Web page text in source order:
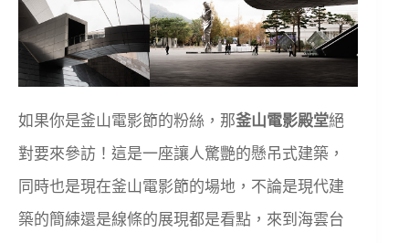
如果你是釜山電影節的粉絲，那釜山電影殿堂絕
對要來參訪！這是一座讓人驚艷的懸吊式建築，
同時也是現在釜山電影節的場地，不論是現代建
築的簡練還是線條的展現都是看點，來到海雲台